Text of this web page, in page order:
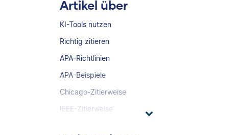
Artikel über
KI-Tools nutzen
Richtig zitieren
APA-Richtlinien
APA-Beispiele
Chicago-Zitierweise
IEEE-Zitierweise